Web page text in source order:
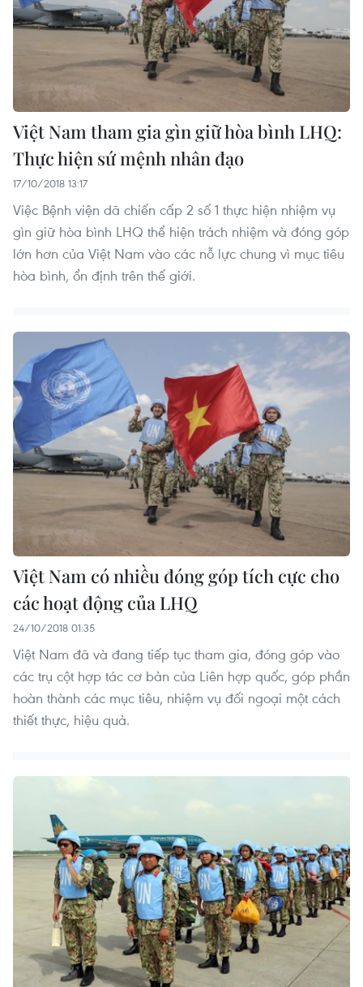
Việt Nam tham gia gìn giữ hòa bình LHQ:
Thực hiện sứ mệnh nhân đạo
17/10/2018 13:17
Việc Bệnh viện dã chiến cấp 2 số 1 thực hiện nhiệm vụ
gìn giữ hòa bình LHQ thể hiện trách nhiệm và đóng góp
lớn hơn của Việt Nam vào các nỗ lực chung vì mục tiêu
hòa bình, ổn định trên thế giới.
Việt Nam có nhiều đóng góp tích cực cho
các hoạt động của LHQ
24/10/2018 01:35
Việt Nam đã và đang tiếp tục tham gia, đóng góp vào
các trụ cột hợp tác cơ bản của Liên hợp quốc, góp phần
hoàn thành các mục tiêu, nhiệm vụ đối ngoại một cách
thiết thực, hiệu quả.